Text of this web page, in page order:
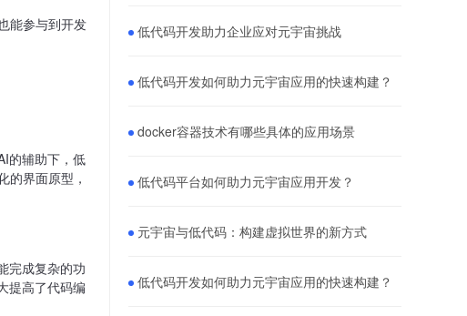
能参与到开发
的辅助下，低
的界面原型，
完成复杂的功
提高了代码编
低代码开发助力企业应对元宇宙挑战
低代码开发如何助力元宇宙应用的快速构建？
docker容器技术有哪些具体的应用场景
低代码平台如何助力元宇宙应用开发？
元宇宙与低代码：构建虚拟世界的新方式
低代码开发如何助力元宇宙应用的快速构建？